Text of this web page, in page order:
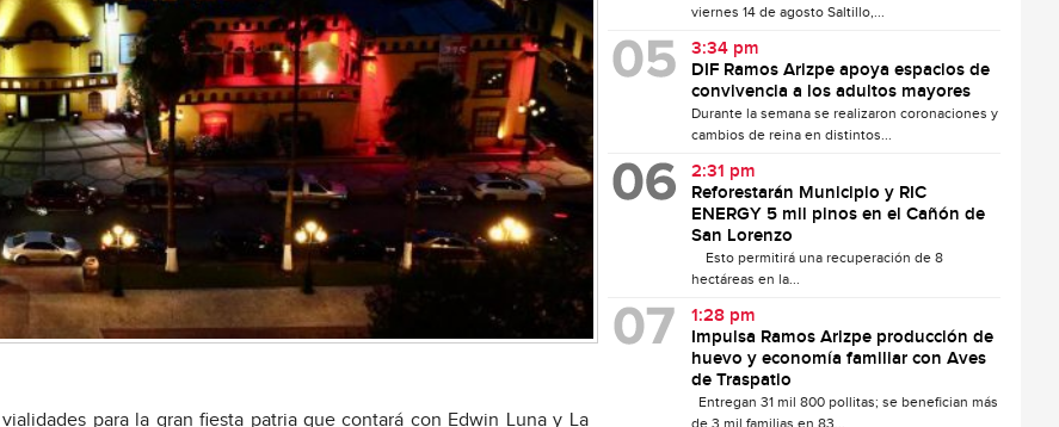
para la gran fiesta patria que contará con Edwin Luna y La
viernes 14 de agosto Saltillo,...
3:34 pm
DIF Ramos Arizpe apoya espacios de
convivencia a los adultos mayores
Durante la semana se realizaron coronaciones y
cambios de reina en distintos...
2:31 pm
Reforestarán Municipio y RIC
ENERGY 5 mil pinos en el Cañón de
San Lorenzo
Esto permitirá una recuperación de 8
hectáreas en la...
1:28 pm
Impulsa Ramos Arizpe producción de
huevo y economía familiar con Aves
de Traspatio
Entregan 31 mil 800 pollitas; se benefician más
de 3 mil familias en 83...